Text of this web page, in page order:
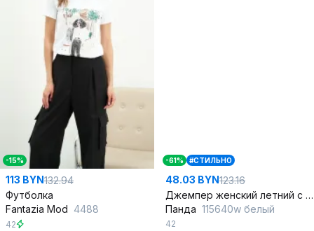
-15%
113 BYN132.94
Футболка
Fantazia Mod 4488
42
-61% #СТИЛЬНО
48.03 BYN123.16
Джемпер женский летний с коротким рукавом из хлопка
Панда 115640w белый
42